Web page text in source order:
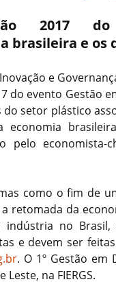
2017
brasileira e os
e
do evento Gestão
setor plástico
economia
pelo economista-
como o fim de
retomada da
indústria no
e devem ser
. O 1º Gestão em
Leste, na FIERGS.